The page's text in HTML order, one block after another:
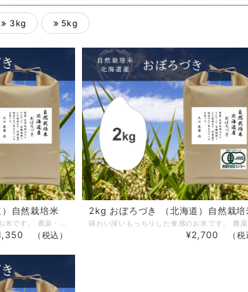
3kg 5kg
自然栽培米
（税込）
2kg おぼろづき （北海道）自然栽培
¥2,700 （